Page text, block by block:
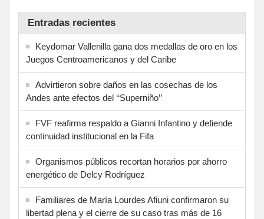
Entradas recientes
Keydomar Vallenilla gana dos medallas de oro en los
Juegos Centroamericanos y del Caribe
Advirtieron sobre daños en las cosechas de los
Andes ante efectos del ‘‘Superniño’’
FVF reafirma respaldo a Gianni Infantino y defiende
continuidad institucional en la Fifa
Organismos públicos recortan horarios por ahorro
energético de Delcy Rodríguez
Familiares de María Lourdes Afiuni confirmaron su
libertad plena y el cierre de su caso tras más de 16